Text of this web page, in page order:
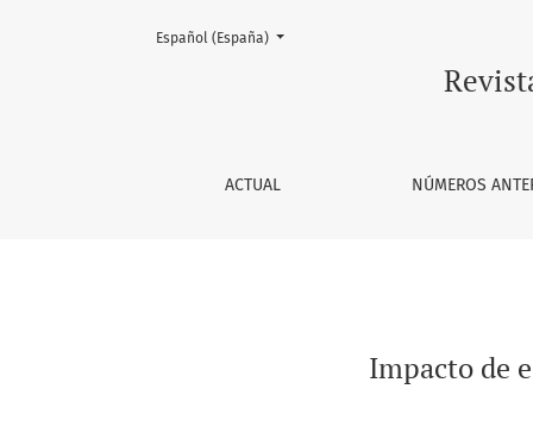
Impacto de estrategias cognitivo-
ACTUAL NÚMEROS
Cambiar el idioma. El actual es:
Español (España)
Impacto de